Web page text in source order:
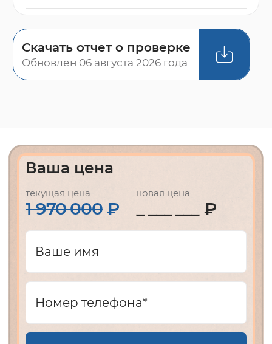
Скачать отчет о проверке
Обновлен 06 августа 2026 года
Ваша цена
текущая цена
1 970 000₽
новая цена
₽